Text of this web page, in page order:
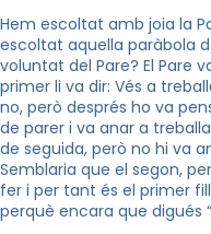
Hem escoltat amb joia la
escoltat aquella paràbola
voluntat del Pare? El Pare
primer li va dir: Vés a
no, però després ho va
de parer i va anar a
de seguida, però no hi va
Semblaria que el segon,
fer i per tant és el primer
perquè encara que digués